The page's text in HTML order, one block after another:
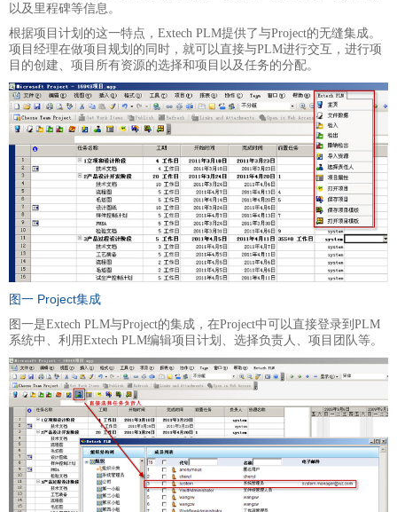
以及里程碑等信息。
根据项目计划的这一特点，Extech PLM提供了与Project的无缝集成。
项目经理在做项目规划的同时，就可以直接与PLM进行交互，进行项
目的创建、项目所有资源的选择和项目以及任务的分配。
图一 Project集成
图一是Extech PLM与Project的集成，在Project中可以直接登录到PLM
系统中、利用Extech PLM编辑项目计划、选择负责人、项目团队等。